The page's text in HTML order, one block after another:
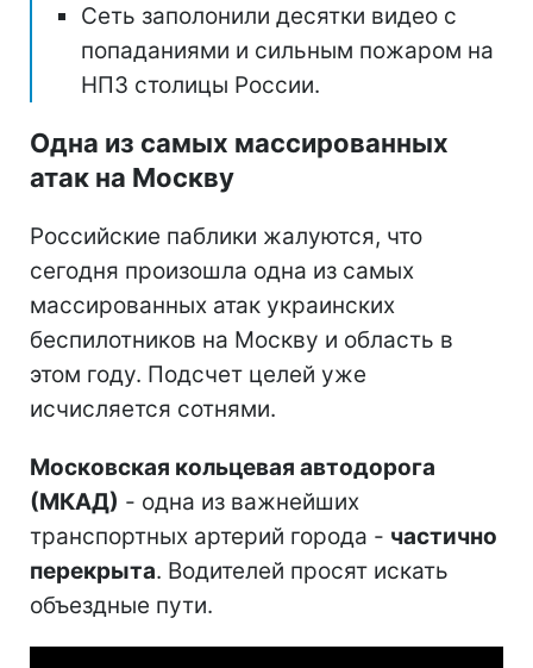
Сеть заполонили десятки видео с
попаданиями и сильным пожаром на
НПЗ столицы России.
Одна из самых массированных
атак на Москву
Российские паблики жалуются, что
сегодня произошла одна из самых
массированных атак украинских
беспилотников на Москву и область в
этом году. Подсчет целей уже
исчисляется сотнями.
Московская кольцевая автодорога
(МКАД) - одна из важнейших
транспортных артерий города - частично
перекрыта. Водителей просят искать
объездные пути.